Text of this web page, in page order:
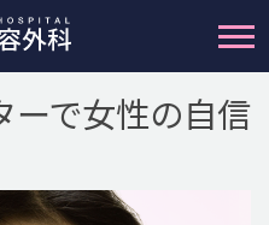
ーで女性の自信